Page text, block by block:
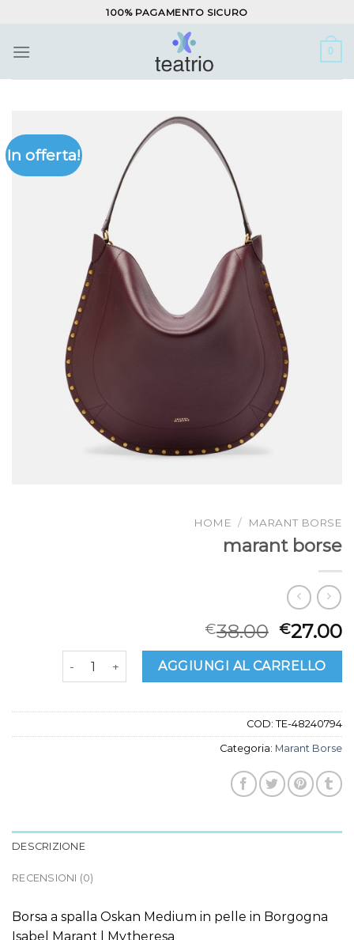
contenuti
100% PAGAMENTO SICURO
0
In offerta!
HOME / MARANT BORSE
marant borse
€38.00 €27.00
marant borse quantitàAGGIUNGI AL CARRELLO
COD: TE-48240794
Categoria: Marant Borse
DESCRIZIONE
RECENSIONI (0)
Borsa a spalla Oskan Medium in pelle in Borgogna
Isabel Marant | Mytheresa